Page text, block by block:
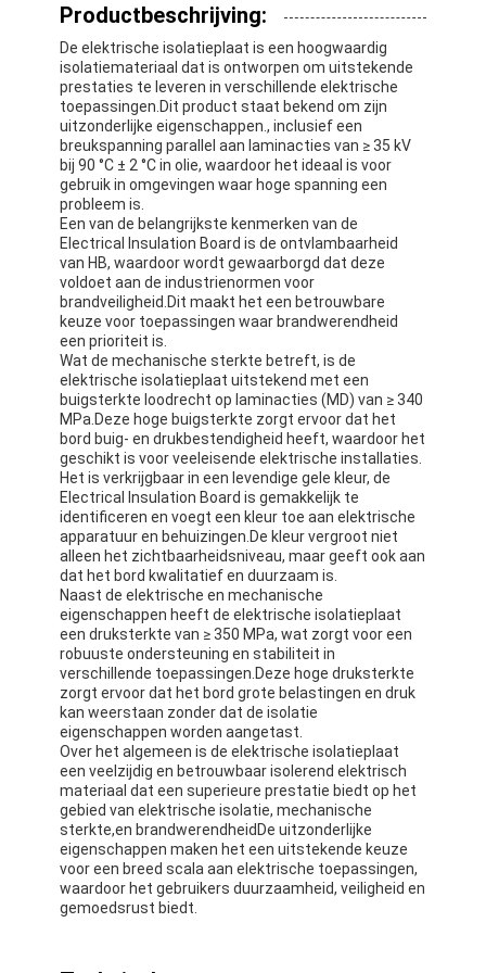
Huis
Producten
Productbeschrijving:
De elektrische isolatieplaat is een hoogwaardig
isolatiemateriaal dat is ontworpen om uitstekende
prestaties te leveren in verschillende elektrische
toepassingen.Dit product staat bekend om zijn
uitzonderlijke eigenschappen., inclusief een
breukspanning parallel aan laminacties van ≥ 35 kV
bij 90 °C ± 2 °C in olie, waardoor het ideaal is voor
gebruik in omgevingen waar hoge spanning een
probleem is.
Een van de belangrijkste kenmerken van de
Electrical Insulation Board is de ontvlambaarheid
van HB, waardoor wordt gewaarborgd dat deze
voldoet aan de industrienormen voor
brandveiligheid.Dit maakt het een betrouwbare
keuze voor toepassingen waar brandwerendheid
een prioriteit is.
Wat de mechanische sterkte betreft, is de
elektrische isolatieplaat uitstekend met een
buigsterkte loodrecht op laminacties (MD) van ≥ 340
MPa.Deze hoge buigsterkte zorgt ervoor dat het
bord buig- en drukbestendigheid heeft, waardoor het
geschikt is voor veeleisende elektrische installaties.
Het is verkrijgbaar in een levendige gele kleur, de
Electrical Insulation Board is gemakkelijk te
identificeren en voegt een kleur toe aan elektrische
apparatuur en behuizingen.De kleur vergroot niet
alleen het zichtbaarheidsniveau, maar geeft ook aan
dat het bord kwalitatief en duurzaam is.
Naast de elektrische en mechanische
eigenschappen heeft de elektrische isolatieplaat
een druksterkte van ≥ 350 MPa, wat zorgt voor een
robuuste ondersteuning en stabiliteit in
verschillende toepassingen.Deze hoge druksterkte
zorgt ervoor dat het bord grote belastingen en druk
kan weerstaan zonder dat de isolatie
eigenschappen worden aangetast.
Over het algemeen is de elektrische isolatieplaat
een veelzijdig en betrouwbaar isolerend elektrisch
materiaal dat een superieure prestatie biedt op het
gebied van elektrische isolatie, mechanische
sterkte,en brandwerendheidDe uitzonderlijke
eigenschappen maken het een uitstekende keuze
voor een breed scala aan elektrische toepassingen,
waardoor het gebruikers duurzaamheid, veiligheid en
gemoedsrust biedt.